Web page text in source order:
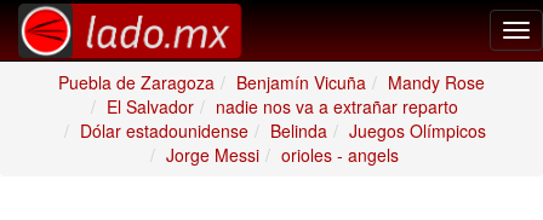
Puebla de Zaragoza
Benjamín Vicuña
Mandy Rose
El Salvador
nadie nos va a extrañar reparto
Dólar estadounidense
Belinda
Juegos Olímpicos
Jorge Messi
orioles - angels